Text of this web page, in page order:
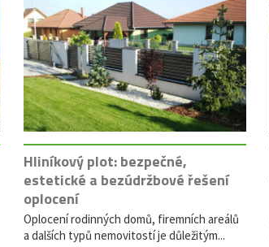
Hliníkový plot: bezpečné,
estetické a bezúdržbové řešení
oplocení
Oplocení rodinných domů, firemních areálů
a dalších typů nemovitostí je důležitým...